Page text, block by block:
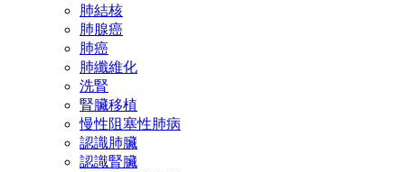
肺結核
肺腺癌
肺癌
肺纖維化
洗腎
腎臟移植
慢性阻塞性肺病
認識肺臟
認識腎臟